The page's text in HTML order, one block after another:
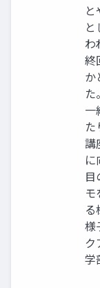
わ
終
か
た
一
講
に
目
モ
る
様
学